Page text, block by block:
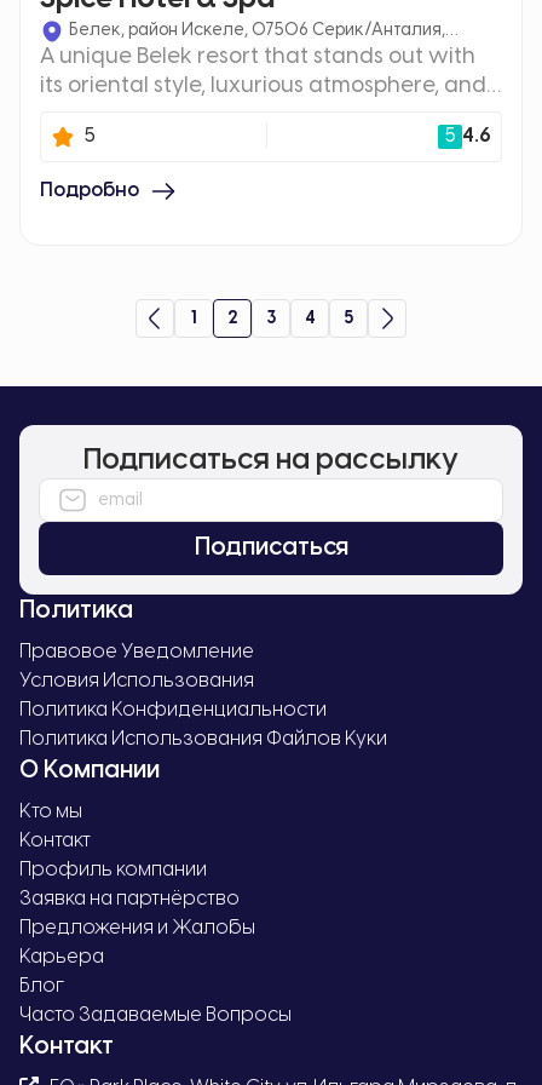
Белек, район Искеле, 07506 Серик/Анталия,
Турция
A unique Belek resort that stands out with
its oriental style, luxurious atmosphere, and
5 5 4.6
2 3 4 5
Подписаться на рассылку
Подписаться
Политика
Правовое Уведомление
Условия Использования
Политика Конфиденциальности
Политика Использования Файлов Куки
О Компании
Кто мы
Контакт
Профиль компании
Заявка на партнёрство
Предложения и Жалобы
Карьера
Блог
Часто Задаваемые Вопросы
Контакт